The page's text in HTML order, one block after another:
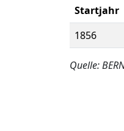
Startjahr
1856
Quelle: